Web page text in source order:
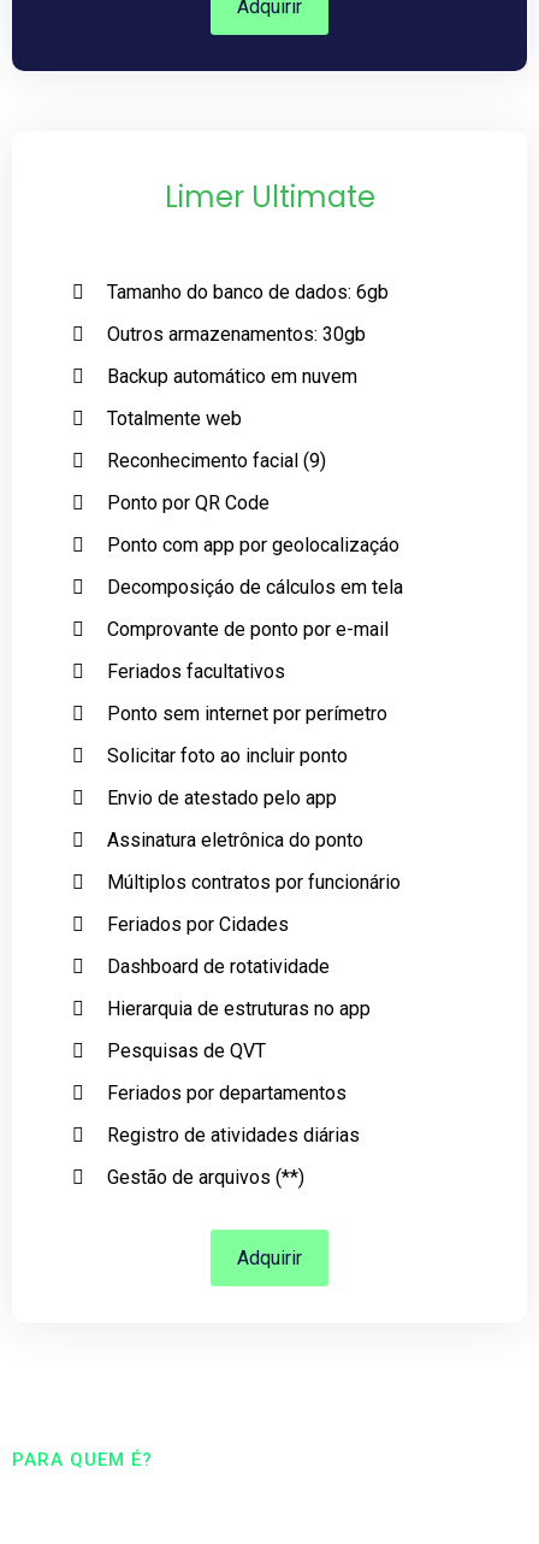
Adquirir
Limer Ultimate
Tamanho do banco de dados: 6gb
Outros armazenamentos: 30gb
Backup automático em nuvem
Totalmente web
Reconhecimento facial (9)
Ponto por QR Code
Ponto com app por geolocalizaçáo
Decomposiçáo de cálculos em tela
Comprovante de ponto por e-mail
Feriados facultativos
Ponto sem internet por perímetro
Solicitar foto ao incluir ponto
Envio de atestado pelo app
Assinatura eletrônica do ponto
Múltiplos contratos por funcionário
Feriados por Cidades
Dashboard de rotatividade
Hierarquia de estruturas no app
Pesquisas de QVT
Feriados por departamentos
Registro de atividades diárias
Gestão de arquivos (**)
Adquirir
PARA QUEM É?